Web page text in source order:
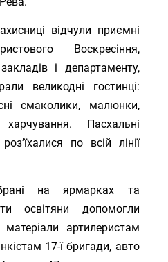
відчули приємні
Воскресіння,
і департаменту,
великодні гостинці:
смаколики, малюнки,
Пасхальні
по всій лінії
на ярмарках та
освітяни допомогли
матеріали артилеристам
17-ї бригади, авто